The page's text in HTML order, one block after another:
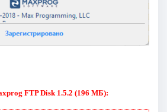
FTP Disk 1.5.2 (196 МБ):